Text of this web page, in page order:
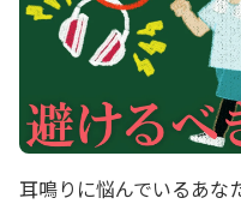
耳鳴りに悩んでいるあな